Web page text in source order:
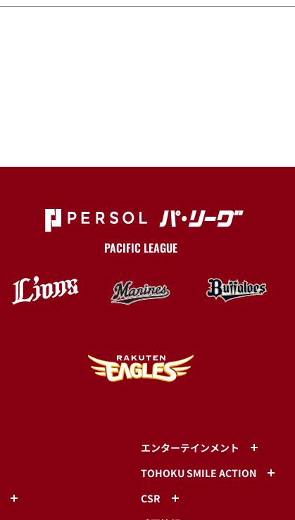
PACIFIC LEAGUE
エンターテインメント
TOHOKU SMILE ACTION
CSR